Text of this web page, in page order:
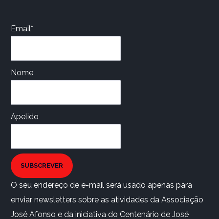
Email*
Nome
Apelido
SUBSCREVER
O seu endereço de e-mail será usado apenas para
enviar newsletters sobre as atividades da Associação
José Afonso e da iniciativa do Centenário de José